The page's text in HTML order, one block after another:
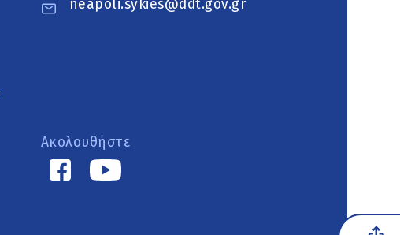
neapoli.sykies@ddt.gov.gr
Ακολουθήστε